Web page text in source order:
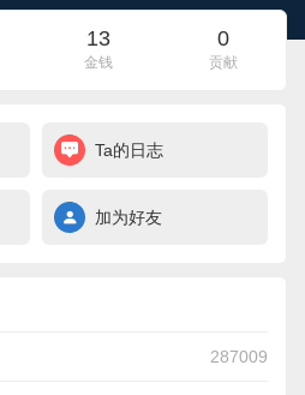
13
金钱
0
贡献
Ta的日志
加为好友
287009